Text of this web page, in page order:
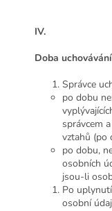
IV.
Doba
Správce
po dobu
správcem
vztahů (po
po dobu,
osobních
jsou-li
Po
osobní